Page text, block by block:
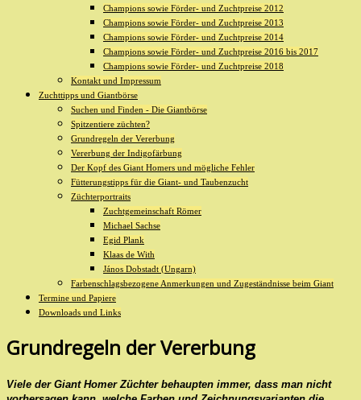
Champions sowie Förder- und Zuchtpreise 2012
Champions sowie Förder- und Zuchtpreise 2013
Champions sowie Förder- und Zuchtpreise 2014
Champions sowie Förder- und Zuchtpreise 2016 bis 2017
Champions sowie Förder- und Zuchtpreise 2018
Kontakt und Impressum
Zuchttipps und Giantbörse
Suchen und Finden - Die Giantbörse
Spitzentiere züchten?
Grundregeln der Vererbung
Vererbung der Indigofärbung
Der Kopf des Giant Homers und mögliche Fehler
Fütterungstipps für die Giant- und Taubenzucht
Züchterportraits
Zuchtgemeinschaft Römer
Michael Sachse
Egid Plank
Klaas de With
János Dobstadt (Ungarn)
Farbenschlagsbezogene Anmerkungen und Zugeständnisse beim Giant
Termine und Papiere
Downloads und Links
Grundregeln der Vererbung
Viele der Giant Homer Züchter behaupten immer, dass man nicht